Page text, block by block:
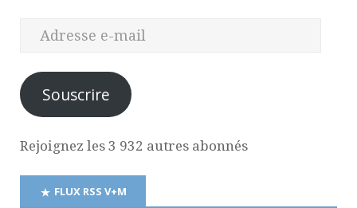
Souscrire
Rejoignez les 3 932 autres abonnés
FLUX RSS V+M